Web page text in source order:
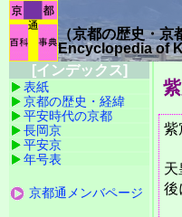
（京都の歴史・京
Encyclopedia of
紫
天
後
[インデックス]
表紙
京都の歴史・経緯
平安時代の京都
長岡京
平安京
年号表
京都通メンバページ